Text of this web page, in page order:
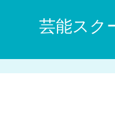
芸能スク